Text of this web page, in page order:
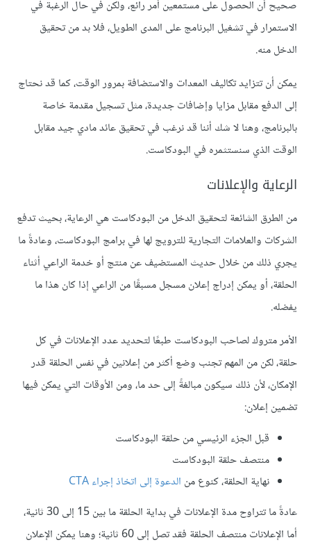
صحيح أن الحصول على مستمعين أمر رائع، ولكن في حال الرغبة في
الاستمرار في تشغيل البرنامج على المدى الطويل، فلا بد من تحقيق
الدخل منه.
يمكن أن تتزايد تكاليف المعدات والاستضافة بمرور الوقت، كما قد نحتاج
إلى الدفع مقابل مزايا وإضافات جديدة، مثل تسجيل مقدمة خاصة
بالبرنامج، وهنا لا شك أننا قد نرغب في تحقيق عائد مادي جيد مقابل
الوقت الذي سنستثمره في البودكاست.
الرعاية والإعلانات
من الطرق الشائعة لتحقيق الدخل من البودكاست هي الرعاية، بحيث تدفع
الشركات والعلامات التجارية للترويج لها في برامج البودكاست، وعادةً ما
يجري ذلك من خلال حديث المستضيف عن منتج أو خدمة الراعي أثناء
الحلقة، أو يمكن إدراج إعلان مسجل مسبقًا من الراعي إذا كان هذا ما
يفضله.
الأمر متروك لصاحب البودكاست طبعًا لتحديد عدد الإعلانات في كل
حلقة، لكن من المهم تجنب وضع أكثر من إعلانين في نفس الحلقة قدر
الإمكان، لأن ذلك سيكون مبالغةً إلى حد ما، ومن الأوقات التي يمكن فيها
تضمين إعلان:
قبل الجزء الرئيسي من حلقة البودكاست
منتصف حلقة البودكاست
نهاية الحلقة، كنوع من الدعوة إلى اتخاذ إجراء CTA
عادةً ما تتراوح مدة الإعلانات في بداية الحلقة ما بين 15 إلى 30 ثانية،
أما الإعلانات منتصف الحلقة فقد تصل إلى 60 ثانية؛ وهنا يمكن الإعلان